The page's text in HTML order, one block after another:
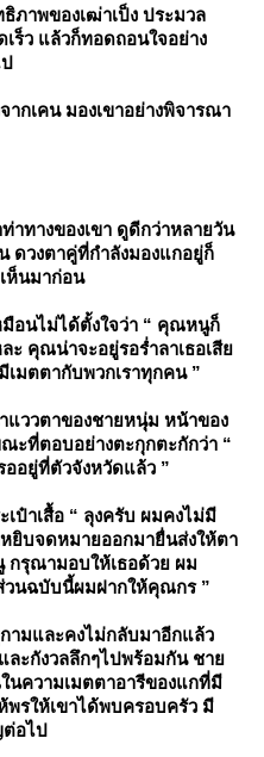
ภาพของเฒ่าเป็ง ประมวล
ร็ว แล้วก็ทอดถอนใจอย่าง
ากเคน มองเขาอย่างพิจารณา
าทางของเขา ดูดีกว่าหลายวัน
ดวงตาคู่ที่กำลังมองแกอยู่ก็
ห็นมาก่อน
มือนไม่ได้ตั้งใจว่า “ คุณหนูก็
ะ คุณน่าจะอยู่รอร่ำลาเธอเสี
เมตตากับพวกเราทุกคน ”
ววตาของชายหนุ่ม หน้าของ
ะที่ตอบอย่างตะกุกตะกักว่า “
อยู่ที่ตัวจังหวัดแล้ว ”
ป๋าเสื้อ “ ลุงครับ ผมคงไม่มี
ยิบจดหมายออกมายื่นส่งให้ตา
กรุณามอบให้เธอด้วย ผม
วนฉบับนี้ผมฝากให้คุณกร ”
กามและคงไม่กลับมาอีกแล้ว
และกังวลลึกๆไปพร้อมกัน ชา
ความเมตตาอารีของแกที่มี
พรให้เขาได้พบครอบครัว มี
ต่อไป